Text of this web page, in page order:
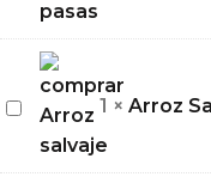
Pasas,
Piñones
Cebolla
Frita
Arroz
Salvaje,
1 × Arroz